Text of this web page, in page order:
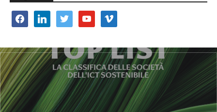
facebooklinkedin twitter youtube vimeo